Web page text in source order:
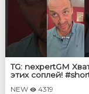
TG: nexpertGM
этих соплей!
#георгиймедведев
NEW 4319